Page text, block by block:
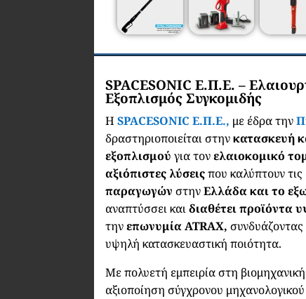
SPACESONIC Ε.Π.Ε. –
Εξοπλισμός Συγκομιδής
Η SPACESONIC Ε.Π.Ε., με έδρα την
δραστηριοποιείται στηνκατασκευή
εξοπλισμού για τονελαιοκομικό
αξιόπιστες λύσειςπου καλύπτουν
παραγωγώνστηνΕλλάδα και το
αναπτύσσει καιδιαθέτει προϊόντα
τηνεπωνυμία ATRAX, συνδυάζοντας
υψηλή κατασκευαστική ποιότητα.
Με πολυετή εμπειρία στη
αξιοποίηση σύγχρονου